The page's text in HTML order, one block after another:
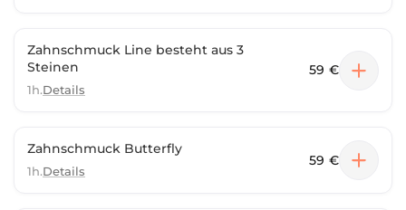
Zahnschmuck Line besteht aus 3
Steinen
1h.Details
59 €
Zahnschmuck Butterfly
1h.Details
59 €